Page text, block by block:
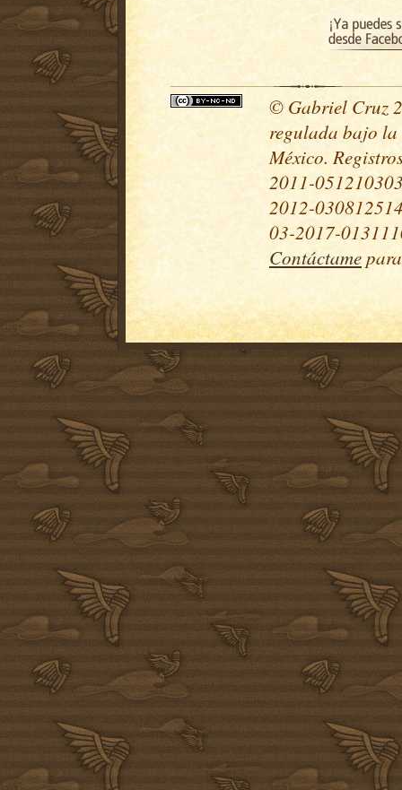
© Gabriel Cruz
regulada bajo la
México.
2011-
2012-
03-2017-
Contáctame